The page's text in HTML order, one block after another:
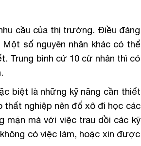
cầu của thị trường. Điều đáng
số nguyên nhân khác có thể
Trung bình cứ 10 cử nhân thì có
biệt là những kỹ năng cần thiết
thất nghiệp nên đổ xô đi học các
mặn mà với việc trau dồi các kỹ
có việc làm, hoặc xin được